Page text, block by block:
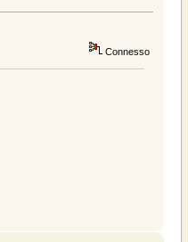
Connesso